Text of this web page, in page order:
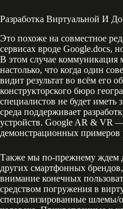
Разработка Виртуальной И
Это похоже на совместное
сервисах вроде Google.docs,
В этом случае коммуникация
настолько, что когда один
видит результат во всём его
конструкторского бюро
специалистов не будет
среда поддерживает
устройств. Google AR & VR
демонстрационных примеров
Также мы по-прежнему ждем
других смартфонных
внимание конечных
средством погружения в
специализированные шлемы/